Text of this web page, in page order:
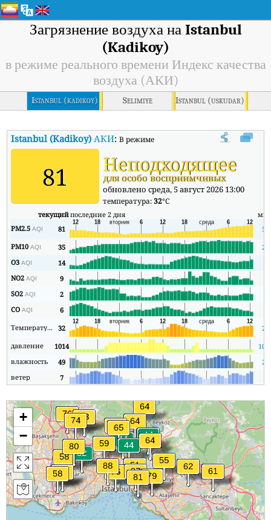
Загрязнение воздуха на Istanbul
(Kadikoy)
в режиме реального времени Индекс качества
воздуха (АКИ)
Istanbul (kadikoy) Selimiye Istanbul (uskudar)
Istanbul (Kadikoy) АКИ:В режиме реального времени Индекс
81 Неподходящее
для особо восприимчивых
обновлено среда, 5 август 2026 13:00
температура:32°C
текущийпоследние 2 дня
PM2.5AQI 81
53
PM10AQI 35
27
O3AQI 14
NO2AQI 9
SO2AQI 2
COAQI 6
Температура
32
23
давление
1014
влажность
49
27
ветер
7
+
−